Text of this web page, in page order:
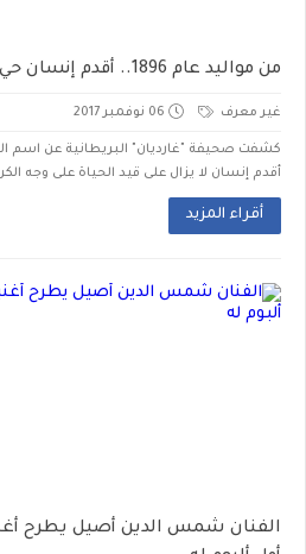
من مواليد عام 1896.. أقدم إنسان حي على وجه الأرض
غير معرف 06 نوفمبر 2017
كشفت صحيفة "غارديان" البريطانية عن اسم
أقدم إنسان لا يزال على قيد الحياة على وجه
أقراء المزيد
الفنان شمس الدين أصيل يطرح